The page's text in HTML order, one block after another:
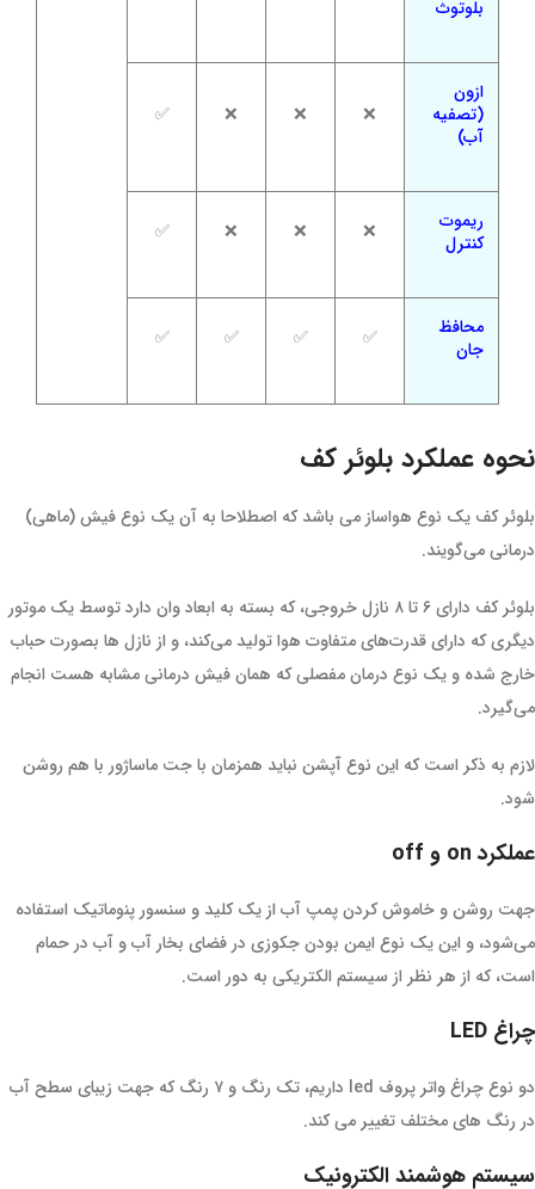
بلوتوث
ازون
(تصفیه
آب)
❌
❌
❌
✅
ریموت
کنترل
❌
❌
❌
✅
محافظ
جان
✅
✅
✅
✅
نحوه عملکرد بلوئر کف
بلوئر کف یک نوع هواساز می باشد که اصطلاحا به آن یک نوع فیش (ماهی)
درمانی می‌گویند.
بلوئر کف دارای ۶ تا ۸ نازل خروجی، که بسته به ابعاد وان دارد توسط یک موتور
دیگری که دارای قدرت‌های متفاوت هوا تولید می‌کند، و از نازل ها بصورت حباب
خارج شده و یک نوع درمان مفصلی که همان فیش درمانی مشابه هست انجام
می‌گیرد.
لازم به ذکر است که این نوع آپشن نباید همزمان با جت ماساژور با هم روشن
شود.
عملکرد on و off
جهت روشن و خاموش کردن پمپ آب از یک کلید و سنسور پنوماتیک استفاده
می‌شود، و این یک نوع ایمن بودن جکوزی در فضای بخار آب و آب در حمام
است، که از هر نظر از سیستم الکتریکی به دور است.
چراغ LED
دو نوع چراغ واتر پروف led داریم، تک رنگ و ۷ رنگ که جهت زیبای سطح آب
در رنگ های مختلف تغییر می کند.
سیستم هوشمند الکترونیک